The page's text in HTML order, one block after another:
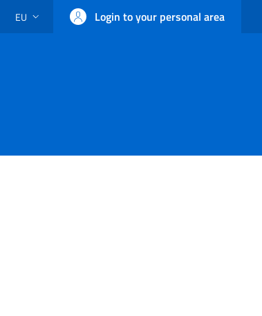
LANGUAGE SWITCHER: CURRENT LANGUAGE
EU Login to your personal area